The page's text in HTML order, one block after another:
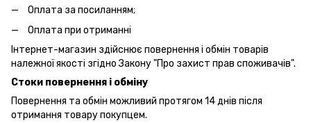
Оплата за посиланням;
Оплата при отриманні
Інтернет-магазин здійснює повернення і обмін товарів
належної якості згідно Закону "Про захист прав споживачів".
Стоки повернення і обміну
Повернення та обмін можливий протягом 14 днів після
отримання товару покупцем.